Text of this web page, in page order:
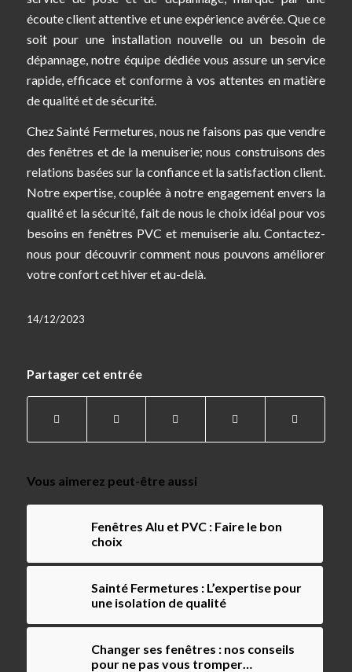
écoute client attentive et une expérience avérée. Que ce
soit pour une installation nouvelle ou un besoin de
dépannage, notre équipe dédiée vous assure un service
rapide, efficace et conforme à vos attentes en matière
de qualité et de sécurité.
Chez Sainté Fermetures, nous ne faisons pas que vendre
des fenêtres et de la menuiserie; nous construisons des
relations basées sur la confiance et la satisfaction client.
Notre expertise, couplée à notre engagement envers la
qualité et la sécurité, fait de nous le choix idéal pour vos
besoins en fenêtres PVC et menuiserie alu. Contactez-
nous pour découvrir comment nous pouvons améliorer
votre confort cet hiver et au-delà.
14/12/2023
Partager cet entrée
Vous aimerez peut-être aussi
Fenêtres Alu et PVC : Faire le bon
choix
Sainté Fermetures : L’expertise pour
une isolation de qualité
Changer ses fenêtres : nos conseils
pour ne pas vous tromper…